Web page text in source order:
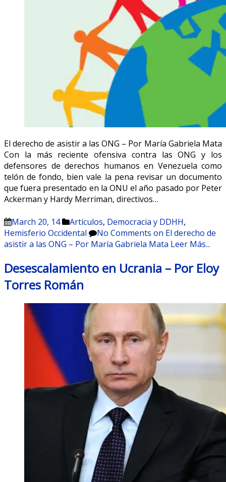
El derecho de asistir a las ONG – Por María Gabriela Mata
Con la más reciente ofensiva contra las ONG y los
defensores de derechos humanos en Venezuela como
telón de fondo, bien vale la pena revisar un documento
que fuera presentado en la ONU el año pasado por Peter
Ackerman y Hardy Merriman, directivos…
March 20, 14 Artículos, Democracia y DDHH,
Hemisferio Occidental
No Comments on El derecho de
asistir a las ONG – Por María Gabriela Mata Leer Más...
Desescalamiento en Ucrania – Por Eloy
Torres Román